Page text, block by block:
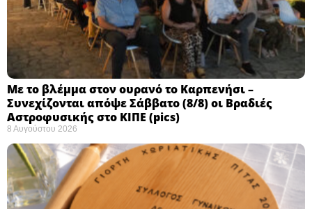
Με το βλέμμα στον ουρανό το Καρπενήσι –
Συνεχίζονται απόψε Σάββατο (8/8) οι Βραδιές
Αστροφυσικής στο ΚΙΠΕ (pics)
8 Αυγούστου 2026